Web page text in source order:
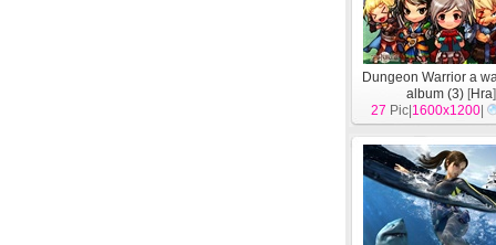
Dungeon Warrior a
album (3) [Hra]
27 Pic| 1600x1200